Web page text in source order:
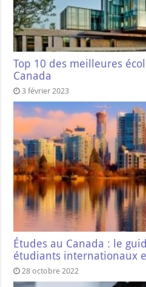
Top 10 des meilleures
Canada
3 février 2023
Études au Canada : le
étudiants internationaux
28 octobre 2022